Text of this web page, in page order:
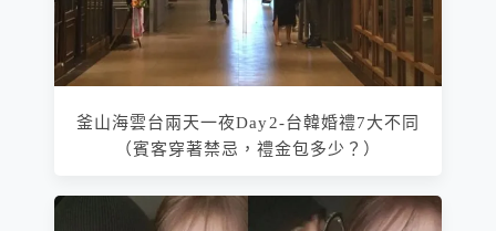
釜山海雲台兩天一夜Day2-台韓婚禮7大不同
（賓客穿著禁忌，禮金包多少？）